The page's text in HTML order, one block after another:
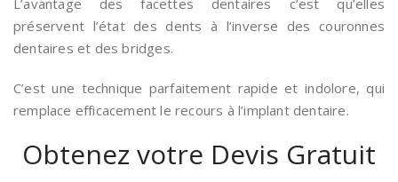
L’avantage des facettes dentaires c’est qu’elles
préservent l’état des dents à l’inverse des couronnes
dentaires et des bridges.
C’est une technique parfaitement rapide et indolore, qui
remplace efficacement le recours à l’implant dentaire.
Obtenez votre Devis Gratuit